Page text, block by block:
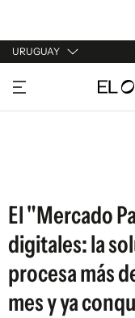
URUGUAY
URUGUAY
ARGENTINA
El "Mercado
digitales: la
procesa más
mes y ya